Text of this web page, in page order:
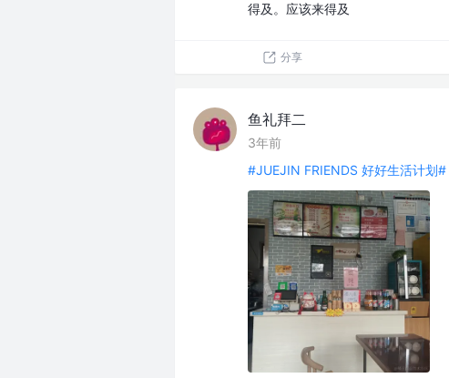
得及。应该来得及
分享
鱼礼拜二
3年前
#JUEJIN FRIENDS 好好生活计划#